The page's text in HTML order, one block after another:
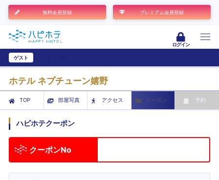
無料会員登録 プレミアム会員登録
ログイン
ゲスト
ホテル ネプチューン嬉野
TOP 部屋写真 アクセス クーポン 予約
ハピホテクーポン
クーポンNo